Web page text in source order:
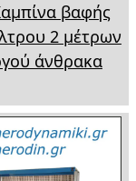
βαφής
2 μέτρων
άνθρακα